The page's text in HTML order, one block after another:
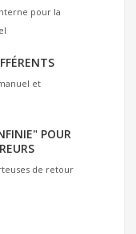
pour la
et
POUR
de retour